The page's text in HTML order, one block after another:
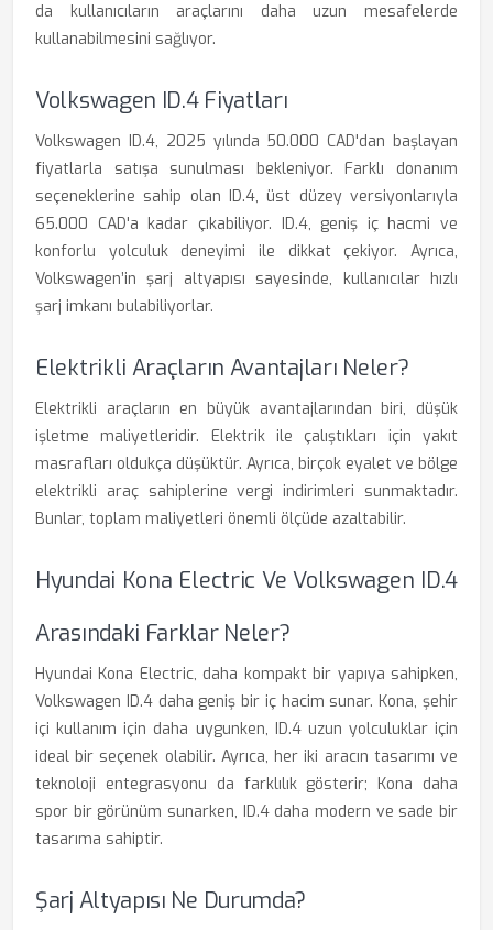
da kullanıcıların araçlarını daha uzun mesafelerde
kullanabilmesini sağlıyor.
Volkswagen ID.4 Fiyatları
Volkswagen ID.4, 2025 yılında 50.000 CAD'dan başlayan
fiyatlarla satışa sunulması bekleniyor. Farklı donanım
seçeneklerine sahip olan ID.4, üst düzey versiyonlarıyla
65.000 CAD'a kadar çıkabiliyor. ID.4, geniş iç hacmi ve
konforlu yolculuk deneyimi ile dikkat çekiyor. Ayrıca,
Volkswagen’in şarj altyapısı sayesinde, kullanıcılar hızlı
şarj imkanı bulabiliyorlar.
Elektrikli Araçların Avantajları Neler?
Elektrikli araçların en büyük avantajlarından biri, düşük
işletme maliyetleridir. Elektrik ile çalıştıkları için yakıt
masrafları oldukça düşüktür. Ayrıca, birçok eyalet ve bölge
elektrikli araç sahiplerine vergi indirimleri sunmaktadır.
Bunlar, toplam maliyetleri önemli ölçüde azaltabilir.
Hyundai Kona Electric Ve Volkswagen ID.4
Arasındaki Farklar Neler?
Hyundai Kona Electric, daha kompakt bir yapıya sahipken,
Volkswagen ID.4 daha geniş bir iç hacim sunar. Kona, şehir
içi kullanım için daha uygunken, ID.4 uzun yolculuklar için
ideal bir seçenek olabilir. Ayrıca, her iki aracın tasarımı ve
teknoloji entegrasyonu da farklılık gösterir; Kona daha
spor bir görünüm sunarken, ID.4 daha modern ve sade bir
tasarıma sahiptir.
Şarj Altyapısı Ne Durumda?